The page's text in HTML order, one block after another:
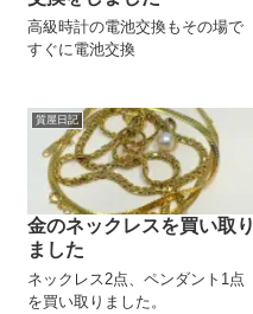
高級時計の電池交換もその場で
すぐに電池交換
質屋日記
金のネックレスを買い取り
ました
ネックレス2点、ペンダント1点
を買い取りました。